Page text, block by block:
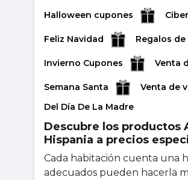
Halloween cupones
Feliz Navidad Regalos
Invierno Cupones Venta
Semana Santa Venta de
Del Día De La Madre
Descubre los productos
Hispania a precios
Cada habitación cuenta una
adecuados pueden hacerla